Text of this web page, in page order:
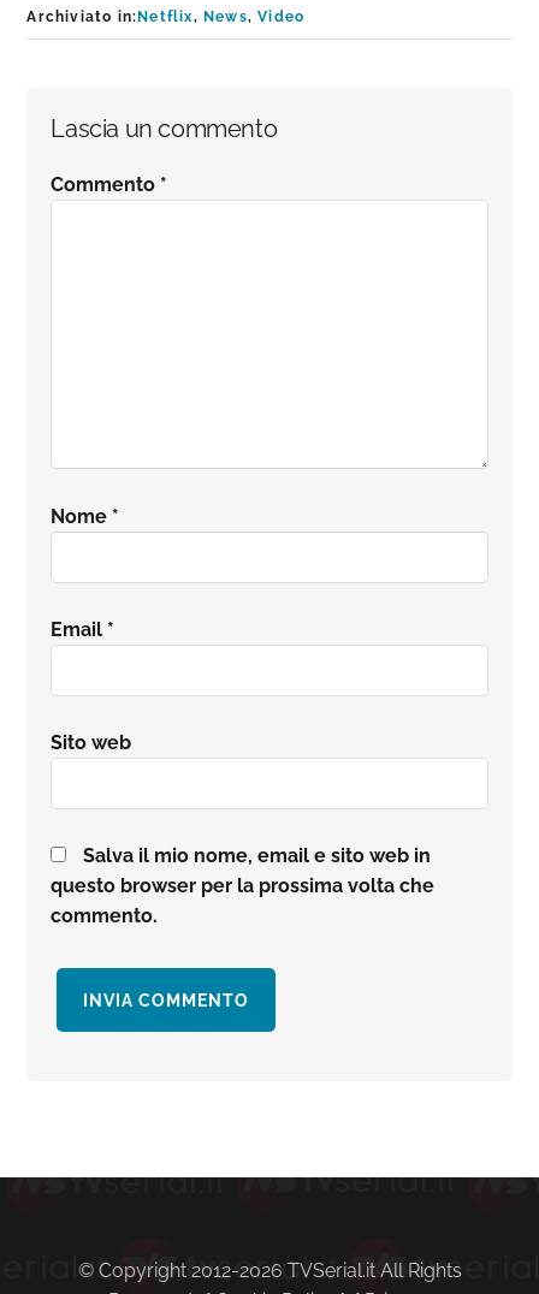
Archiviato in: Netflix, News,Video
Interazioni
del
Lascia un commento
Commento *
Nome *
Email *
Sito web
Salva il mio nome, email e sito web in
questo browser per la prossima volta che
commento.
primaria
© Copyright 2012-2026 TVSerial.it All Rights